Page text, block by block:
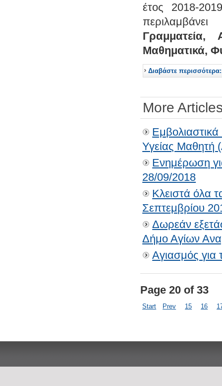
έτος 2018-
Γραμματεία,
Μαθηματικά,
Διαβάστε περισσότερα:
More
Υγείας
Ενημέρωση
28/09/2018
Κλειστά όλα
Σεπτεμβρίου
Δωρεάν
Δήμο Αγίων
Αγιασμός για
Page 20 of 33
Start Prev 15 16